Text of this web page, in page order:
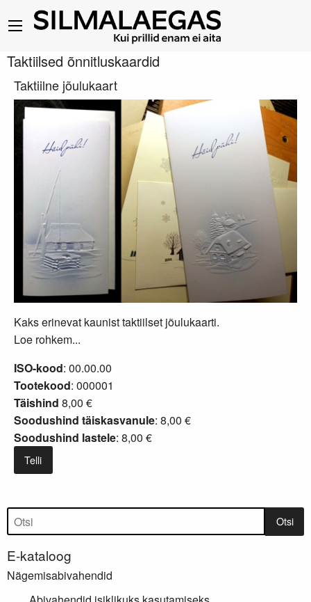
Taktiilsed õnnitluskaardid
Taktiilne jõulukaart
Kaks erinevat kaunist taktiilset jõulukaarti.
Loe rohkem...
ISO-kood: 00.00.00
Tootekood: 000001
Täishind 8,00 €
Soodushind täiskasvanule: 8,00 €
Soodushind lastele: 8,00 €
Telli
Tootepuu Otsi
E-kataloog
Nägemisabivahendid